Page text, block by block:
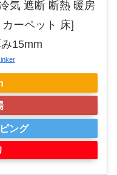
気 遮断 断熱 暖房
ーペット 床]
15mm
ング